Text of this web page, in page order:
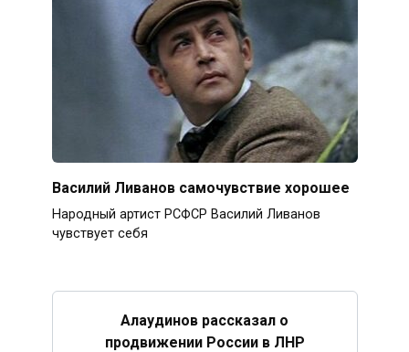
Василий Ливанов самочувствие хорошее
Народный артист РСФСР Василий Ливанов
чувствует себя
Алаудинов рассказал о
продвижении России в ЛНР